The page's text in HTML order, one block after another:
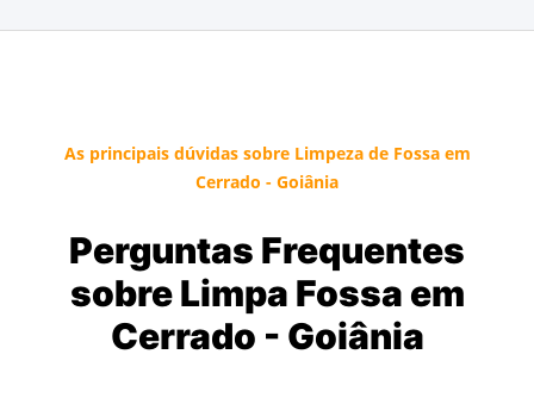
As principais dúvidas sobre Limpeza de Fossa em
Cerrado - Goiânia
Perguntas Frequentes
sobre Limpa Fossa em
Cerrado - Goiânia